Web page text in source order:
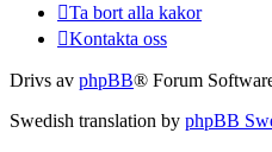
Ta bort alla kakor
Kontakta oss
Drivs av phpBB® Forum
Swedish translation by phpBB